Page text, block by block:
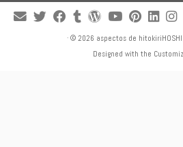
· © 2026 aspectos de hitokiriHOSHI
Designed with the